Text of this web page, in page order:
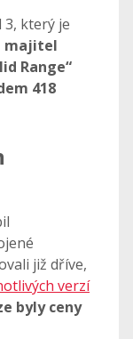
který je
majitel
Range“
418
již dříve,
verzí
byly ceny